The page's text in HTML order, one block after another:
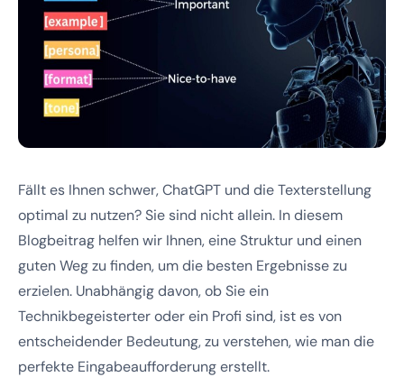
Fällt es Ihnen schwer, ChatGPT und die Texterstellung
optimal zu nutzen? Sie sind nicht allein. In diesem
Blogbeitrag helfen wir Ihnen, eine Struktur und einen
guten Weg zu finden, um die besten Ergebnisse zu
erzielen. Unabhängig davon, ob Sie ein
Technikbegeisterter oder ein Profi sind, ist es von
entscheidender Bedeutung, zu verstehen, wie man die
perfekte Eingabeaufforderung erstellt.